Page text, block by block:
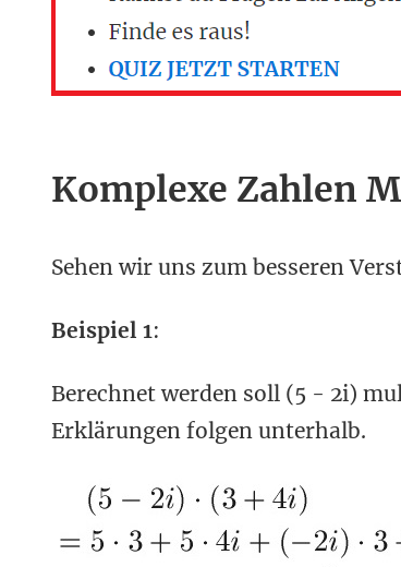
Komplexe Zahlen
Sehen wir uns zum besseren
Beispiel 1:
Berechnet werden soll (5 - 2i)
Erklärungen folgen unterhalb.